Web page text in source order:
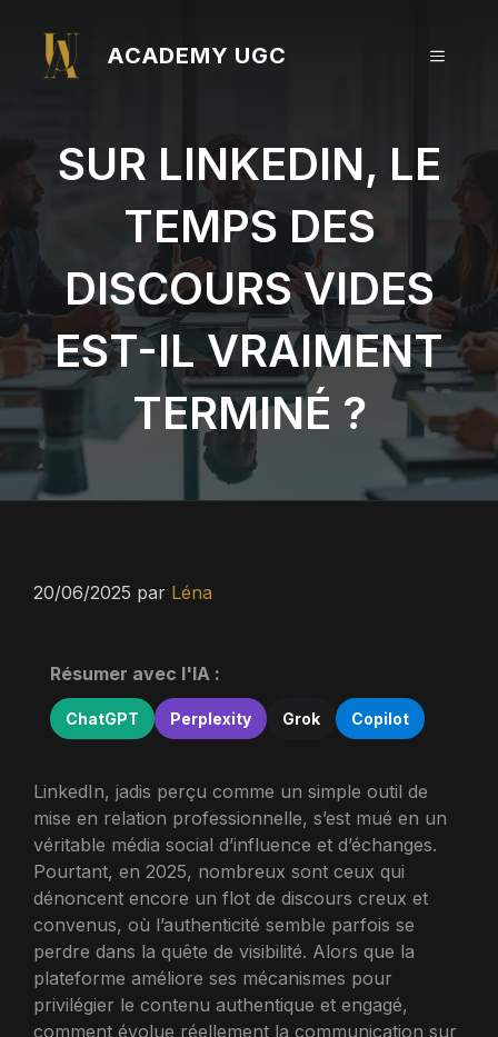
contenu
ACADEMY UGC MENU
SUR LINKEDIN, LE
TEMPS DES
DISCOURS VIDES
EST-IL VRAIMENT
TERMINÉ ?
20/06/2025 par Léna
Résumer avec l'IA :
ChatGPT Perplexity Grok Copilot
LinkedIn, jadis perçu comme un simple outil de
mise en relation professionnelle, s’est mué en un
véritable média social d’influence et d’échanges.
Pourtant, en 2025, nombreux sont ceux qui
dénoncent encore un flot de discours creux et
convenus, où l’authenticité semble parfois se
perdre dans la quête de visibilité. Alors que la
plateforme améliore ses mécanismes pour
privilégier le contenu authentique et engagé,
comment évolue réellement la communication sur